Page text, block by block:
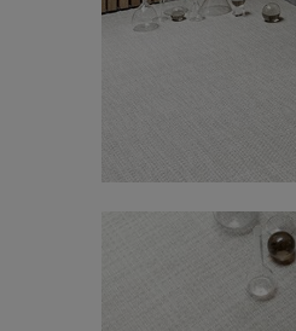
Image & Material Bank